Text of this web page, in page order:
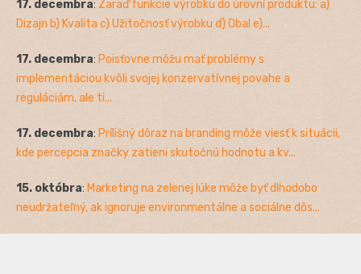
17. decembra: Zaraď funkcie výrobku do úrovní produktu: a)
Dizajn b) Kvalita c) Užitočnosť výrobku d) Obal e)...
17. decembra: Poisťovne môžu mať problémy s
implementáciou kvôli svojej konzervatívnej povahe a
reguláciám, ale ti...
17. decembra: Prílišný dôraz na branding môže viesť k situácii,
kde percepcia značky zatieni skutočnú hodnotu a kv...
15. októbra: Marketing na zelenej lúke môže byť dlhodobo
neudržateľný, ak ignoruje environmentálne a sociálne dôs...